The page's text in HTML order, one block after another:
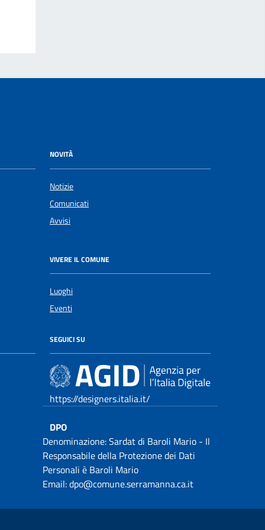
NOVITÀ
Notizie
Comunicati
Avvisi
VIVERE IL COMUNE
Luoghi
Eventi
SEGUICI SU
https://designers.italia.it/
DPO
Denominazione: Sardat di Baroli Mario - Il
Responsabile della Protezione dei Dati
Personali è Baroli Mario
Email: dpo@comune.serramanna.ca.it